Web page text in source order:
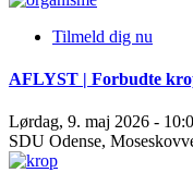
Tilmeld dig nu
AFLYST | Forbudte
Lørdag, 9. maj 2026 -
SDU Odense,